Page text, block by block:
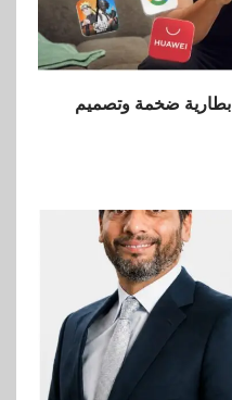
هواوي: هاتف nova 15 Max بطارية ضخمة وتصميم